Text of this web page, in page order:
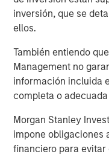
inversión, que se
ellos.
También entiendo
Management no
información incluida
completa o
Morgan Stanley
impone obligaciones
financiero para evitar
ransomware en 2025
grandes
remediación.
Al mismo tiempo,
persisten deficiencias
encuesta a Chief
que una mayoría
próximos 12 meses,
considera